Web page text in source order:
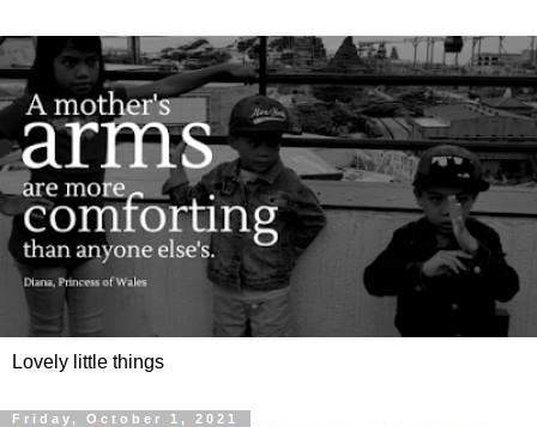
Lovely little things
Friday, October 1, 2021